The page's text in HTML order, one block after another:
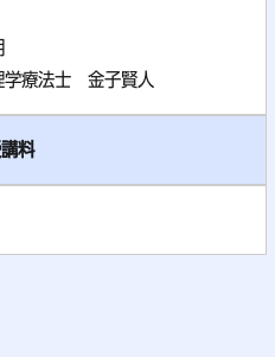
学療法士 金子賢人
料